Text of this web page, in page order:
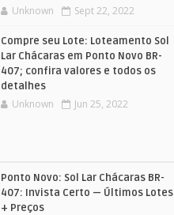
Unknown Sept 22, 2022
Compre seu Lote: Loteamento Sol
Lar Chácaras em Ponto Novo BR-
407; confira valores e todos os
detalhes
Unknown Jun 25, 2022
Ponto Novo: Sol Lar Chácaras BR-
407: Invista Certo — Últimos Lotes
+ Preços